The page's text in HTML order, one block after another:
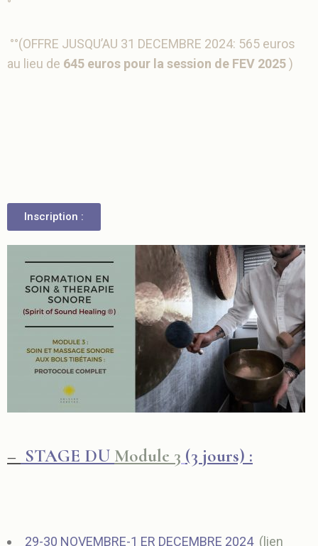
°
°°(OFFRE JUSQU’AU 31 DECEMBRE 2024: 565 euros
au lieu de 645 euros pour la session de FEV 2025)
Inscription :
– STAGE DU Module 3 (3 jours) :
29-30 NOVEMBRE-1 ER DECEMBRE 2024 ( lien